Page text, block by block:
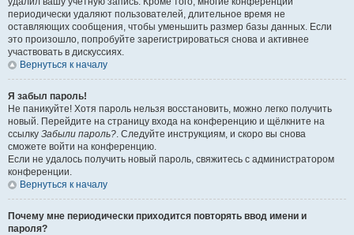
периодически удаляют пользователей, длительное время не
оставляющих сообщения, чтобы уменьшить размер базы данных. Если
это произошло, попробуйте зарегистрироваться снова и активнее
участвовать в дискуссиях.
Вернуться к началу
Я забыл пароль!
Не паникуйте! Хотя пароль нельзя восстановить, можно легко получить
новый. Перейдите на страницу входа на конференцию и щёлкните на
ссылку Забыли пароль?. Следуйте инструкциям, и скоро вы снова
сможете войти на конференцию.
Если не удалось получить новый пароль, свяжитесь с администратором
конференции.
Вернуться к началу
Почему мне периодически приходится повторять ввод имени и
пароля?